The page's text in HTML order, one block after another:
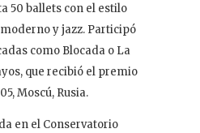
50 ballets con el estilo
y jazz. Participó
como Blocada o La
que recibió el premio
Moscú, Rusia.
en el Conservatorio